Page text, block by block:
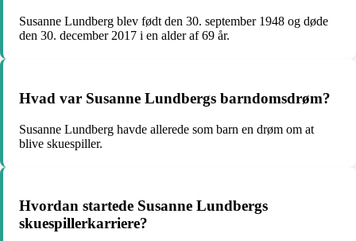
Susanne Lundberg blev født den 30. september 1948 og døde
den 30. december 2017 i en alder af 69 år.
Hvad var Susanne Lundbergs barndomsdrøm?
Susanne Lundberg havde allerede som barn en drøm om at
blive skuespiller.
Hvordan startede Susanne Lundbergs
skuespillerkarriere?